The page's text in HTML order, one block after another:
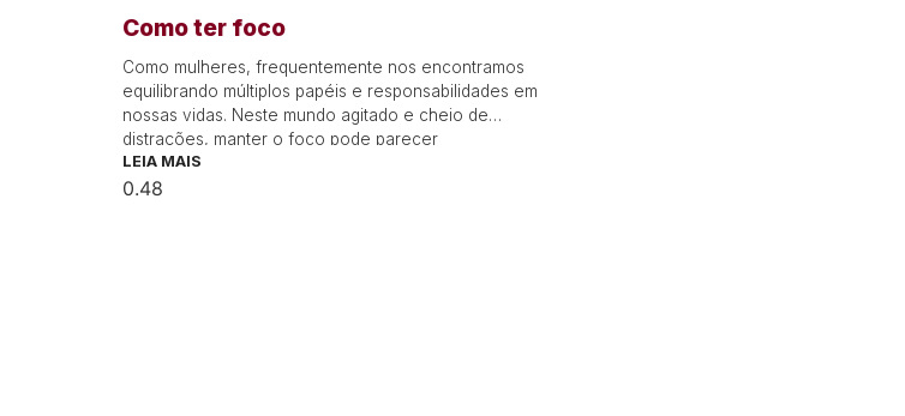
Como ter foco
Como mulheres, frequentemente nos encontramos
equilibrando múltiplos papéis e responsabilidades em
nossas vidas. Neste mundo agitado e cheio de
distrações, manter o foco pode parecer
LEIA MAIS